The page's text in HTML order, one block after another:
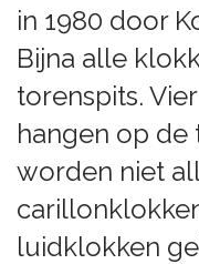
in 1980 door
Bijna alle
torenspits.
hangen op de
worden niet
luidklokken